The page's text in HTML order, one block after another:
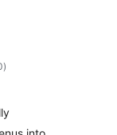
total
ratings
)